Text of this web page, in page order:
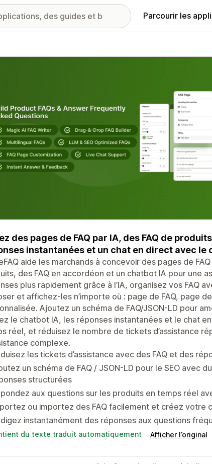
Parcourir les
d’images vedette
des pages de FAQ par IA, des FAQ de
instantanées et un chat en direct avec le
aide les marchands à concevoir des pages de
des FAQ en accordéon et un chatbot IA pour une
plus rapidement grâce à l’IA, organisez vos FAQ
et affichez-les n’importe où : page de FAQ, page
Ajoutez un schéma de FAQ/JSON-LD pour
le chatbot IA, les réponses instantanées et le chat
réel, et réduisez le nombre de tickets d’assistance
complexe.
les tickets d’assistance avec des FAQ et des
un schéma de FAQ / JSON-LD pour le SEO avec
structurées
aux questions sur les produits en temps réel
ou importez des FAQ facilement et créez votre
instantanément des réponses aux questions
du texte traduit automatiquement Afficher l’original